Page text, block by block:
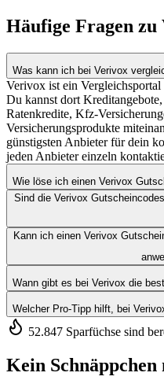
Häufige Fragen zu
Was kann ich bei Verivox
Verivox ist ein
Du kannst dort
Ratenkredite, Kfz-
Versicherungsprodukte
günstigsten Anbieter für dein
jeden Anbieter einzeln
Wie löse ich einen Verivox
Sind die Verivox
Kann ich einen Verivox
Wann gibt es bei Verivox die
Welcher Pro-Tipp hilft, bei
52.847 Sparfüchse sind
Kein Schnäppchen